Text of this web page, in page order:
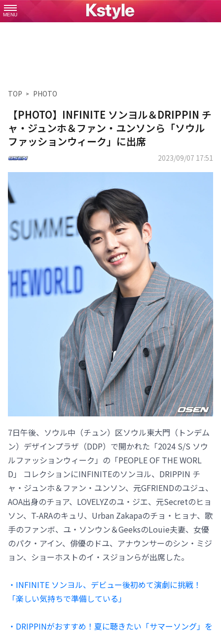
MENU
TOP PHOTO
【PHOTO】INFINITE ソンヨル＆DRIPPIN チ
ャ・ジュンホ＆ファン・ユンソンら「ソウル
ファッションウィーク」に出席
2023/09/07 17:51
7日午後、ソウル中（チュン）区ソウル東大門（トンデム
ン）デザインプラザ（DDP）で開かれた「2024 S/S ソウ
ルファッションウィーク」の「PEOPLE OF THE WORL
D」 コレクションにINFINITEのソンヨル、DRIPPIN チ
ャ・ジュンホ＆ファン・ユンソン、元GFRIENDのユジュ、
AOA出身のチョア、LOVELYZのユ・ジエ、元Secretのヒョ
ソン、T-ARAのキュリ、Urban Zakapaのチョ・ヒョナ、歌
手のファンボ、ユ・ソンウン＆GeeksのLouie夫妻、女優
のパク・アイン、俳優のドユ、アナウンサーのシン・ミジ
ョン、ショーホストのイ・スジョンらが出席した。
・INFINITE ソンヨル、デビュー後初めて演劇に挑戦！
「楽しい気持ちで準備している」
・DRIPPINがおすすめ！夏に聴きたい「サマーソング」を